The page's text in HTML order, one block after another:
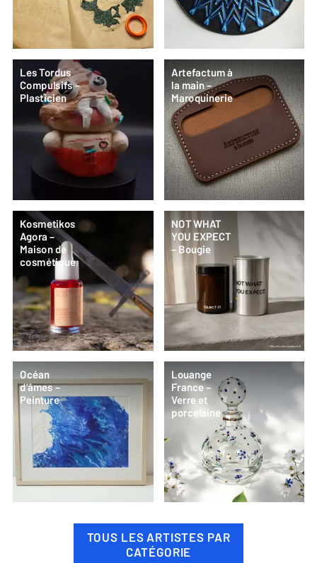
Les Tordus
Compulsifs –
Plasticien
Artefactum à
la main –
Maroquinerie
Kosmetikos
Agora –
Maison de
cosmétique
NOT WHAT
YOU EXPECT
– Bougie
Océan
d’âmes –
Peinture
Louange
France –
Verre et
porcelaine
TOUS LES ARTISTES PAR
CATÉGORIE